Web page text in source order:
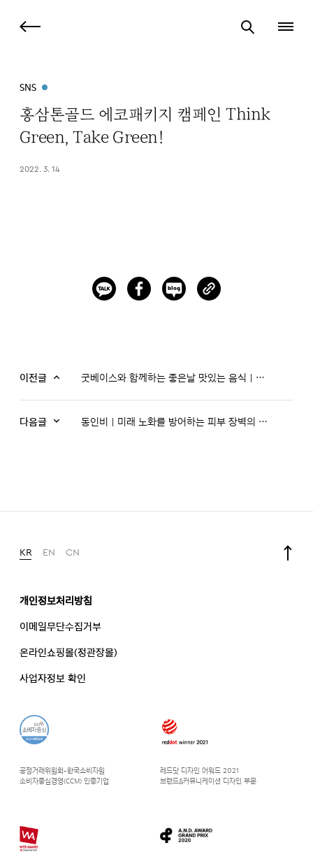
SNS
홍삼톤골드 에코패키지 캠페인 Think
Green, Take Green!
2022. 3. 14
이전글 굿베이스와 함께하는 좋은날 맛있는 음식｜딸기 피타 샌드위치 레시피
다음글 동인비｜미래 노화를 방어하는 피부 장벽의 힘, 자생원액애센스
KR EN CN
공정거래위원회-한국소비자원
소비자중심경영(CCM) 인증기업
레드닷 디자인 어워드 2021
브랜드&커뮤니케이션 디자인 부문
개인정보처리방침
이메일무단수집거부
온라인쇼핑몰(정관장몰)
사업자정보 확인